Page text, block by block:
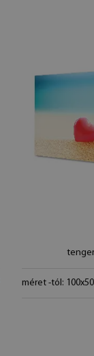
méret -tól: 100x50